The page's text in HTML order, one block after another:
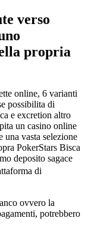
verso
propria
online, 6 varianti
possibilita di
e excretion altro
un casino online
vasta selezione
PokerStars Bisca
deposito sagace
di
ovvero la
potrebbero